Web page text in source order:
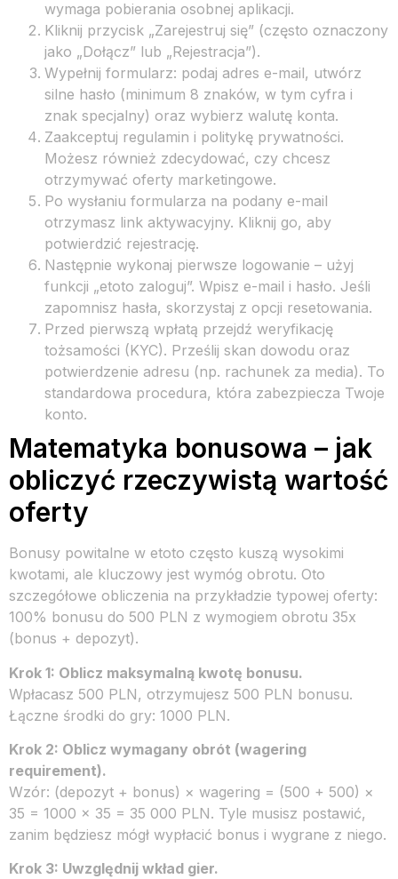
wymaga pobierania osobnej aplikacji.
Kliknij przycisk „Zarejestruj się” (często oznaczony
jako „Dołącz” lub „Rejestracja”).
Wypełnij formularz: podaj adres e-mail, utwórz
silne hasło (minimum 8 znaków, w tym cyfra i
znak specjalny) oraz wybierz walutę konta.
Zaakceptuj regulamin i politykę prywatności.
Możesz również zdecydować, czy chcesz
otrzymywać oferty marketingowe.
Po wysłaniu formularza na podany e-mail
otrzymasz link aktywacyjny. Kliknij go, aby
potwierdzić rejestrację.
Następnie wykonaj pierwsze logowanie – użyj
funkcji „etoto zaloguj”. Wpisz e-mail i hasło. Jeśli
zapomnisz hasła, skorzystaj z opcji resetowania.
Przed pierwszą wpłatą przejdź weryfikację
tożsamości (KYC). Prześlij skan dowodu oraz
potwierdzenie adresu (np. rachunek za media). To
standardowa procedura, która zabezpiecza Twoje
konto.
Matematyka bonusowa – jak
obliczyć rzeczywistą wartość
oferty
Bonusy powitalne w etoto często kuszą wysokimi
kwotami, ale kluczowy jest wymóg obrotu. Oto
szczegółowe obliczenia na przykładzie typowej oferty:
100% bonusu do 500 PLN z wymogiem obrotu 35x
(bonus + depozyt).
Krok 1: Oblicz maksymalną kwotę bonusu.
Wpłacasz 500 PLN, otrzymujesz 500 PLN bonusu.
Łączne środki do gry: 1000 PLN.
Krok 2: Oblicz wymagany obrót (wagering
requirement).
Wzór: (depozyt + bonus) × wagering = (500 + 500) ×
35 = 1000 × 35 = 35 000 PLN. Tyle musisz postawić,
zanim będziesz mógł wypłacić bonus i wygrane z niego.
Krok 3: Uwzględnij wkład gier.